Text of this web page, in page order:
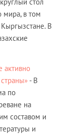
мира, в том
В
активно
- В
по
на
составом и
и